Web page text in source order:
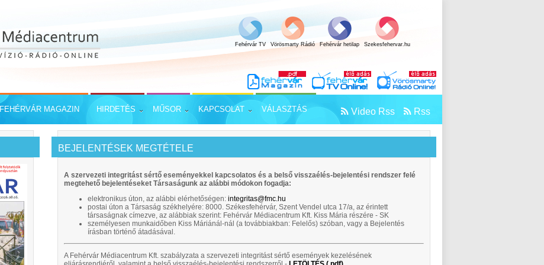
Fehérvár TV Vörösmarty Rádió Fehérvár hetilap Szekesfehervar.hu
FEHÉRVÁR MAGAZIN HIRDETÉS MŰSOR KAPCSOLAT VÁLASZTÁS Rss
Video Rss
BEJELENTÉSEK MEGTÉTELE
A szervezeti integritást sértő eseményekkel kapcsolatos és a belső visszaélés-bejelentési rendszer felé
megtehető bejelentéseket Társaságunk az alábbi módokon fogadja:
elektronikus úton, az alábbi elérhetőségen: integritas@fmc.hu
postai úton a Társaság székhelyére: 8000. Székesfehérvár, Szent Vendel utca 17/a, az érintett
társaságnak címezve, az alábbiak szerint: Fehérvár Médiacentrum Kft. Kiss Mária részére - SK
személyesen munkaidőben Kiss Máriánál-nál (a továbbiakban: Felelős) szóban, vagy a Bejelentés
írásban történő átadásával.
A Fehérvár Médiacentrum Kft. szabályzata a szervezeti integritást sértő események kezelésének